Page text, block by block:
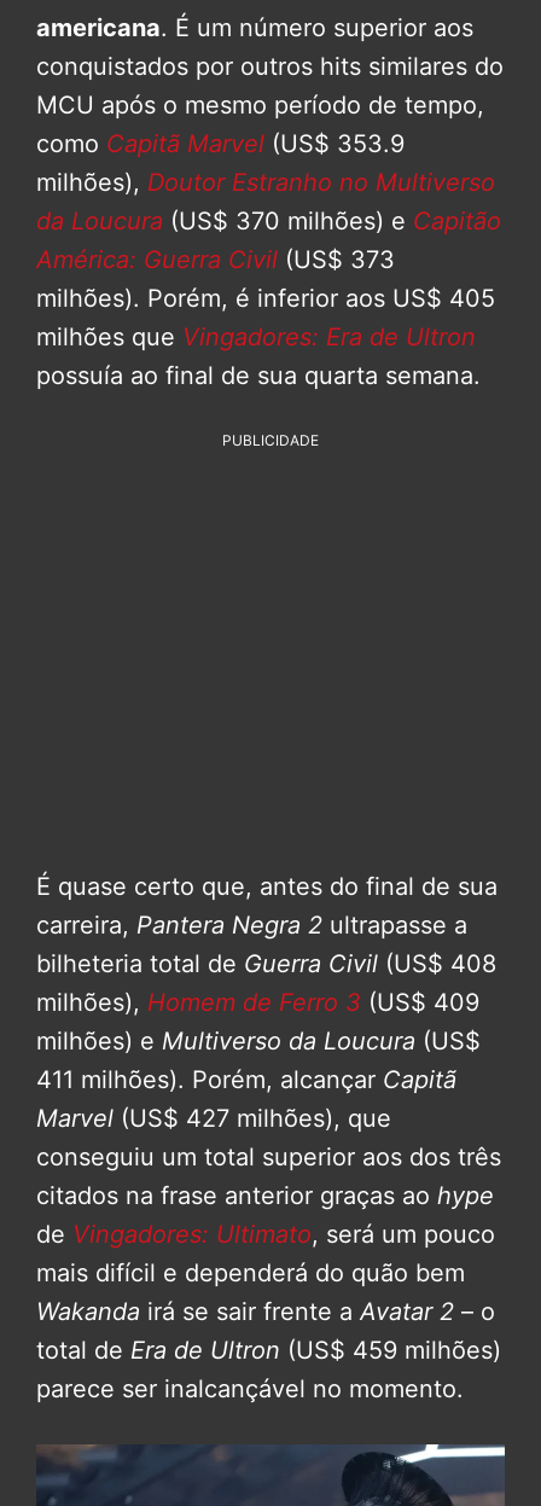
americana. É um número superior aos
conquistados por outros hits similares do
MCU após o mesmo período de tempo,
como Capitã Marvel (US$ 353.9
milhões), Doutor Estranho no Multiverso
da Loucura (US$ 370 milhões) e Capitão
América: Guerra Civil (US$ 373
milhões). Porém, é inferior aos US$ 405
milhões que Vingadores: Era de Ultron
possuía ao final de sua quarta semana.
PUBLICIDADE
É quase certo que, antes do final de sua
carreira, Pantera Negra 2 ultrapasse a
bilheteria total de Guerra Civil (US$ 408
milhões), Homem de Ferro 3 (US$ 409
milhões) e Multiverso da Loucura (US$
411 milhões). Porém, alcançar Capitã
Marvel (US$ 427 milhões), que
conseguiu um total superior aos dos três
citados na frase anterior graças ao hype
de Vingadores: Ultimato, será um pouco
mais difícil e dependerá do quão bem
Wakanda irá se sair frente aAvatar 2 – o
total de Era de Ultron (US$ 459 milhões)
parece ser inalcançável no momento.